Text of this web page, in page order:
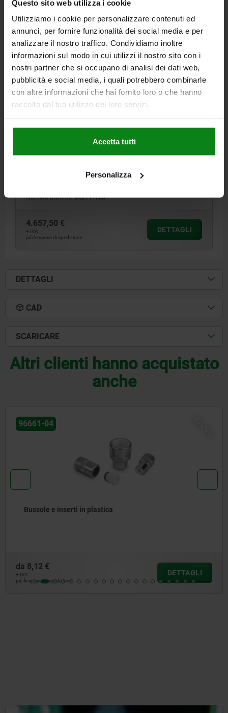
Questo sito web utilizza i cookie
Utilizziamo i cookie per personalizzare contenuti ed
annunci, per fornire funzionalità dei social media e per
analizzare il nostro traffico. Condividiamo inoltre
informazioni sul modo in cui utilizzi il nostro sito con i
nostri partner che si occupano di analisi dei dati web,
pubblicità e social media, i quali potrebbero combinarle
con altre informazioni che hai fornito loro o che hanno
raccolto dal tuo utilizzo dei loro servizi.
Accetta tutti
Personalizza
04211
TENDICATENA, F3=120, ACCIAIO TRATTATO
H MAX. =209 H MIN. =166
H1 MAX.=260 H1 MIN.=199 H2=41 H3=33 CORSA S=43
L1=48 S1=61
Numero d’ordine:04211-120
4.657,50 €
+ IVA
più le spese di spedizione
DETTAGLI
DETTAGLI
CAD
SCARICARE
Altri clienti hanno acquistato
anche
plastica
+ IVA
più le spese di spedizione